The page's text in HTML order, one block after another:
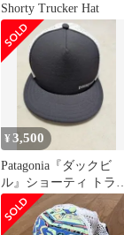
Shorty Trucker Hat
¥3,500
Patagonia『ダックビ
ル』ショーティ トラッ
カーハット メッシュキ
ャップ